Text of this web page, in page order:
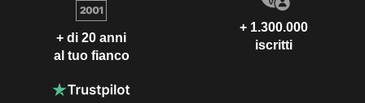
+ di 20 anni
al tuo fianco
+ 1.300.000
iscritti